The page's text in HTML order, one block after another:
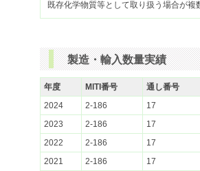
製造・輸入数量実績
年度 MITI番号
通し番号
2024
2-186
17
2023
2-186
17
2022
2-186
17
2021
2-186
17